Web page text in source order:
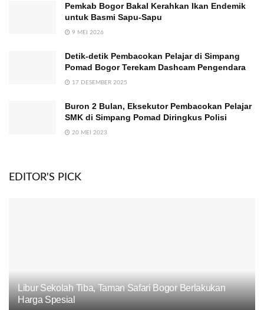
Pemkab Bogor Bakal Kerahkan Ikan Endemik
untuk Basmi Sapu-Sapu
9 MEI 2026
Detik-detik Pembacokan Pelajar di Simpang
Pomad Bogor Terekam Dashcam Pengendara
17 DESEMBER 2025
Buron 2 Bulan, Eksekutor Pembacokan Pelajar
SMK di Simpang Pomad Diringkus Polisi
20 MEI 2023
EDITOR'S PICK
Libur Sekolah Tiba, Taman Safari Bogor Berlakukan
Harga Spesial